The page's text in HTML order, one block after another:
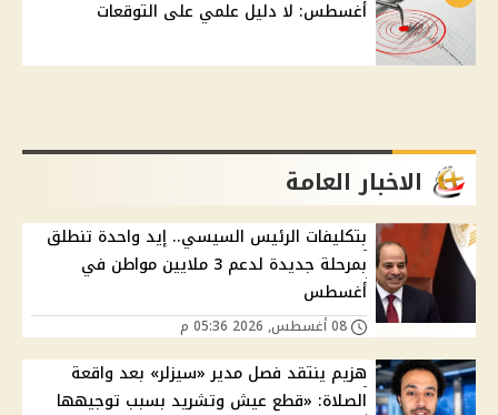
أغسطس: لا دليل علمي على التوقعات
الاخبار العامة
بتكليفات الرئيس السيسي.. إيد واحدة تنطلق
بمرحلة جديدة لدعم 3 ملايين مواطن في
أغسطس
هزيم ينتقد فصل مدير «سيزلر» بعد واقعة
الصلاة: «قطع عيش وتشريد بسبب توجيهها